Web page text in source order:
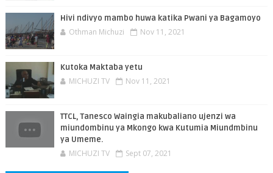
Hivi ndivyo mambo huwa katika Pwani ya Bagamoyo
Othman Michuzi Nov 11, 2021
Kutoka Maktaba yetu
MICHUZI TV Nov 11, 2021
TTCL, Tanesco Waingia makubaliano ujenzi wa
miundombinu ya Mkongo kwa Kutumia Miundmbinu
ya Umeme.
MICHUZI TV Sept 07, 2021